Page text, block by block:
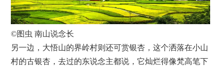
©图虫 南山说念长
另一边，大悟山的界岭村则还可赏银杏，这个洒落在小山
村的古银杏，去过的东说念主都说，它灿烂得像梵高笔下